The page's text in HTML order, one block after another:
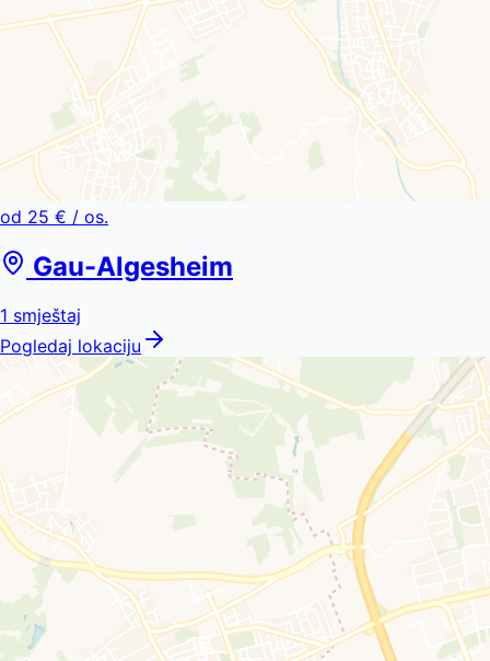
od 25 € / os.
Gau-Algesheim
1 smještaj
Pogledaj lokaciju